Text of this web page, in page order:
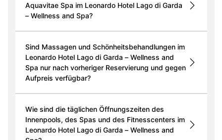
Aquavitae Spa im Leonardo Hotel Lago di Garda
– Wellness and Spa?
Sind Massagen und Schönheitsbehandlungen im
Leonardo Hotel Lago di Garda – Wellness and
Spa nur nach vorheriger Reservierung und gegen
Aufpreis verfügbar?
Wie sind die täglichen Öffnungszeiten des
Innenpools, des Spas und des Fitnesscenters im
Leonardo Hotel Lago di Garda – Wellness and